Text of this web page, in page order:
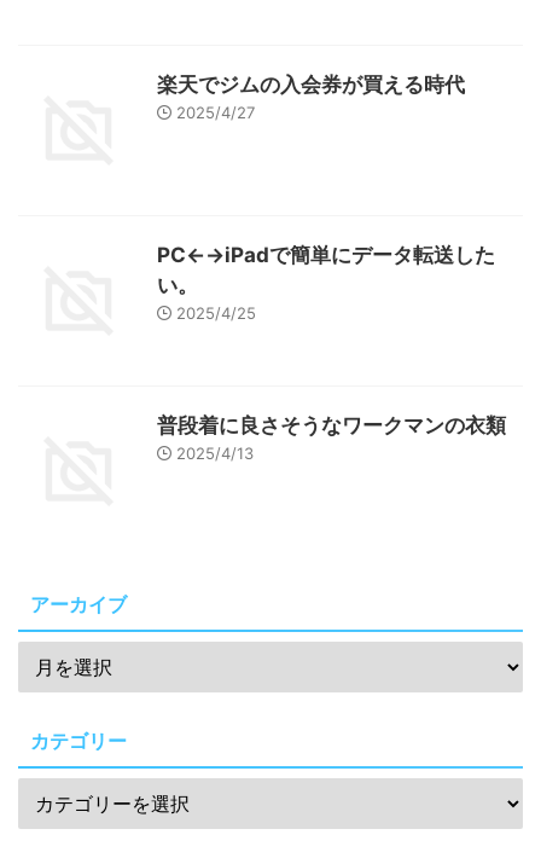
楽天でジムの入会券が買える時代
2025/4/27
PC←→iPadで簡単にデータ転送した
い。
2025/4/25
普段着に良さそうなワークマンの衣類
2025/4/13
アーカイブ
カテゴリー